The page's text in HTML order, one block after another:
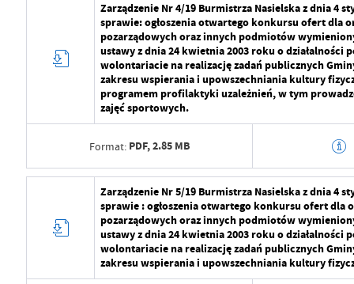
Radosław
Data opublikowania 2024-07-29
Opublikował Radosław
Data ostatniej aktualizacji 2024-07-29
Ostatnio zaktualizował Radosław
Zarządzenie Nr 4/19 Burmistrza Nasielska z dnia 4
sprawie: ogłoszenia otwartego konkursu ofert dla
pozarządowych oraz innych podmiotów
ustawy z dnia 24 kwietnia 2003 roku o działalności
wolontariacie na realizację zadań publicznych
zakresu wspierania i upowszechniania kultury
programem profilaktyki uzależnień, w tym
zajęć sportowych.
Format: PDF,2.85 MB
Radosław
Data opublikowania 2024-07-29
Opublikował Radosław
Zarządzenie Nr 5/19 Burmistrza Nasielska z dnia 4
sprawie : ogłoszenia otwartego konkursu ofert dla
pozarządowych oraz innych podmiotów
ustawy z dnia 24 kwietnia 2003 roku o działalności
wolontariacie na realizację zadań publicznych
zakresu wspierania i upowszechniania kultury